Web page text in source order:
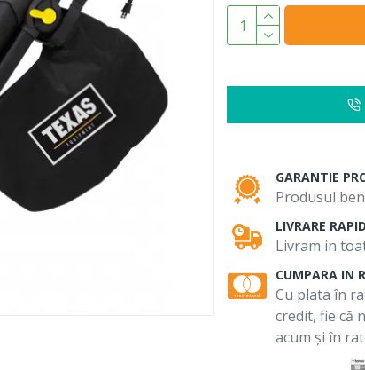
GARANTIE
Produsul
LIVRARE
Livram in
CUMPARA IN
Cu plata în
credit, fie că
acum și în